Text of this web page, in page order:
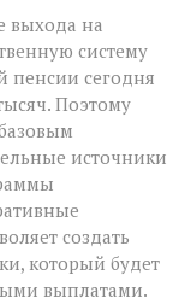
выхода на
систему
пенсии сегодня
Поэтому
источники
создать
который будет
выплатами.